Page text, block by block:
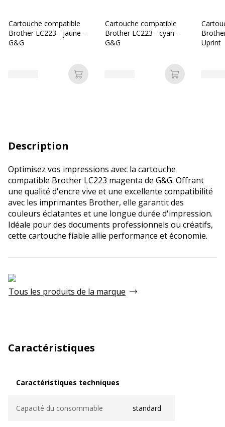
Cartouche compatible
Brother LC223 - jaune -
G&G
Ajouter au panier
Cartouche compatible
Brother LC223 - cyan -
G&G
Ajouter au
Uprint
Description
Optimisez vos impressions avec la cartouche
compatible Brother LC223 magenta de G&G. Offrant
une qualité d'encre vive et une excellente compatibilité
avec les imprimantes Brother, elle garantit des
couleurs éclatantes et une longue durée d'impression.
Idéale pour des documents professionnels ou créatifs,
cette cartouche fiable allie performance et économie.
Tous les produits de la marque
Caractéristiques
Caractéristiques techniques
Capacité du consommable standard